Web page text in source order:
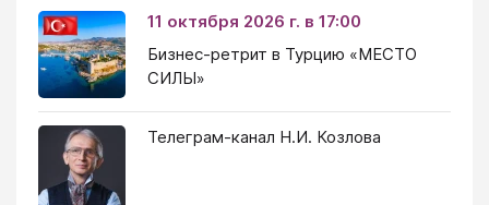
11 октября 2026 г. в 17:00
Бизнес-ретрит в Турцию «МЕСТО
СИЛЫ»
Телеграм-канал Н.И. Козлова